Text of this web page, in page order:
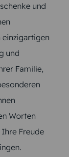
und
einzigartigen
und
Familie,
Worten
Freude